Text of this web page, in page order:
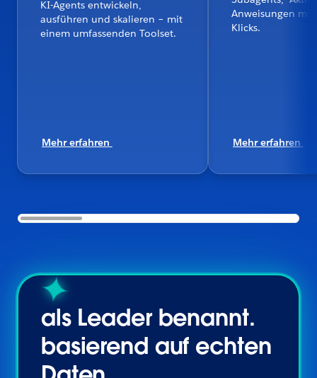
KI-Agents entwickeln,
ausführen und skalieren – mit
einem umfassenden Toolset.
Mehr erfahren
Anweisungen mit
Klicks.
Mehr erfahren
als Leader benannt.
basierend auf echten